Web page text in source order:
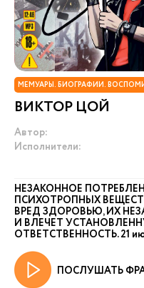
МЕМУАРЫ. БИОГРАФИИ.
ВИКТОР ЦОЙ
Автор:
Исполнители:
НЕЗАКОННОЕ
ПСИХОТРОПНЫХ
ВРЕД ЗДОРОВЬЮ, ИХ
И ВЛЕЧЕТ
ОТВЕТСТВЕННОСТЬ. 21
ПОСЛУШАТЬ